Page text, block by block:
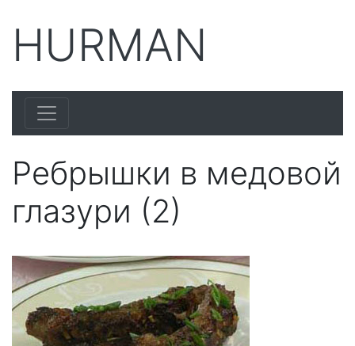
HURMAN
Ребрышки в медовой
глазури (2)